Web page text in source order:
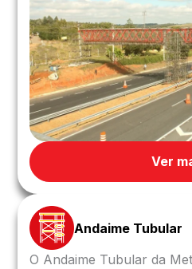
Ver
Andaime Tubular
O Andaime Tubular da